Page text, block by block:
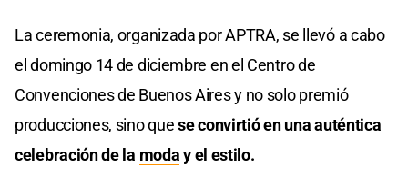
La ceremonia, organizada por APTRA, se llevó a cabo
el domingo 14 de diciembre en el Centro de
Convenciones de Buenos Aires y no solo premió
producciones, sino quese convirtió en una auténtica
celebración de la moday el estilo.